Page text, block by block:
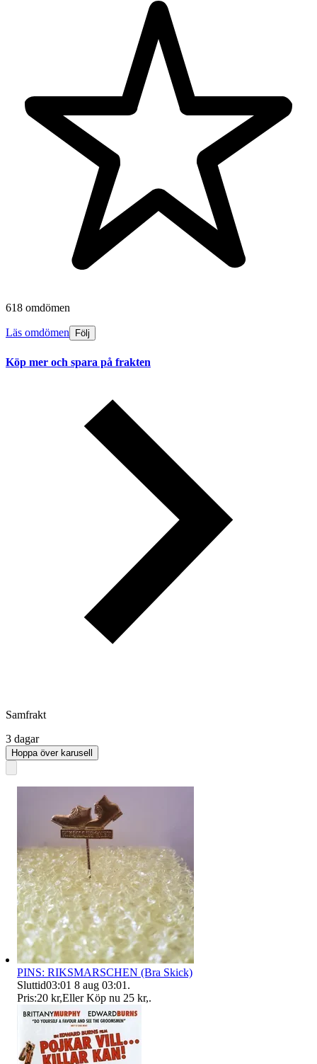
618 omdömen
Läs omdömen Följ
Köp mer och spara på frakten
Samfrakt
3 dagar
Hoppa över karusell
PINS: RIKSMARSCHEN (Bra Skick)
Sluttid03:01 8 aug 03:01 .
Pris:20 kr,Eller Köp nu 25 kr,.